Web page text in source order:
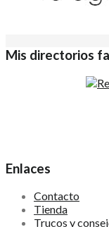
Mis directorios
Enlaces
Contacto
Tienda
Trucos y